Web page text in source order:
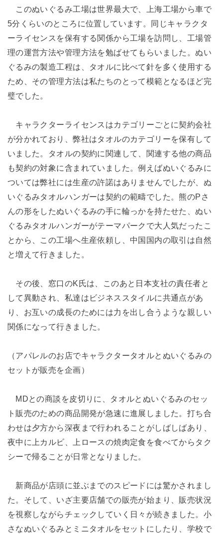
このぬいぐるみ工場は世界最大で、上海工場から車で
5分くらいのところに位置しています。同じキャラクタ
ーライセンスを保有する関係から工場を訪問し、工場管
理の運営方法や管理方法を勉ばせてもらいました。ぬい
ぐるみの製造工程は、タオルに比べて針を多く使用する
ため、その管理方法は私たちのとって模範となるほど完
璧でした。
キャラクターライセンスはカテゴリーごとに契約会社
が分かれており、弊社はタオルのカテゴリーを保有して
いました。タオルの契約に関連して、関連する他の商品
も契約の対象に含まれていました。例えばぬいぐるみに
ついては弊社には生産の許諾はありませんでしたが、ぬ
いぐるみタオルハンガーは契約の範疇でした。熊のPさ
んの形をしたぬいぐるみの手に輪っかを持たせた、ぬい
ぐるみタオルハンガーがテーマパークで大人気だったこ
とから、この工場へ生産依頼し、中国国内の取引は自然
と増えて行きました。
その後、窓口のK氏は、このあと日本支社の責任者と
して異動され、私達はビジネススタイルに共通点があ
り、お互いの成長のためには力を出し合うような親しい
関係になって行きました。
（アパレルのお店でキャラクタータオルとぬいぐるみの
セットが販売を企画）
MDとの商談を皮切りに、タオルとぬいぐるみのセッ
ト販売のための商品開発が急速に進展しました。打ち合
わせは夕方から深夜まで行われることがしばしばあり、
夜中に上カルビ、上ロースの焼肉定食を食べてからタク
シーで帰ることが日常となりました。
新商品が店頭に並ぶまでのスピードには驚かされまし
た。そして、いざ主要店舗での販売が始まり、販売状況
を視察しながらチェックしていく日々が続きました。小
さなぬいぐるみとミニタオルをセットにしたり、学校で